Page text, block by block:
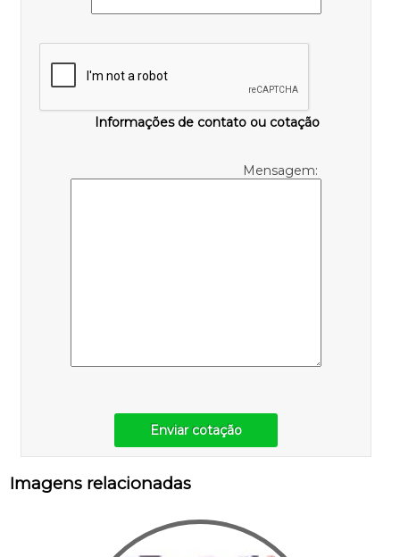
Informações de contato ou cotação
Mensagem:
Enviar cotação
Imagens relacionadas